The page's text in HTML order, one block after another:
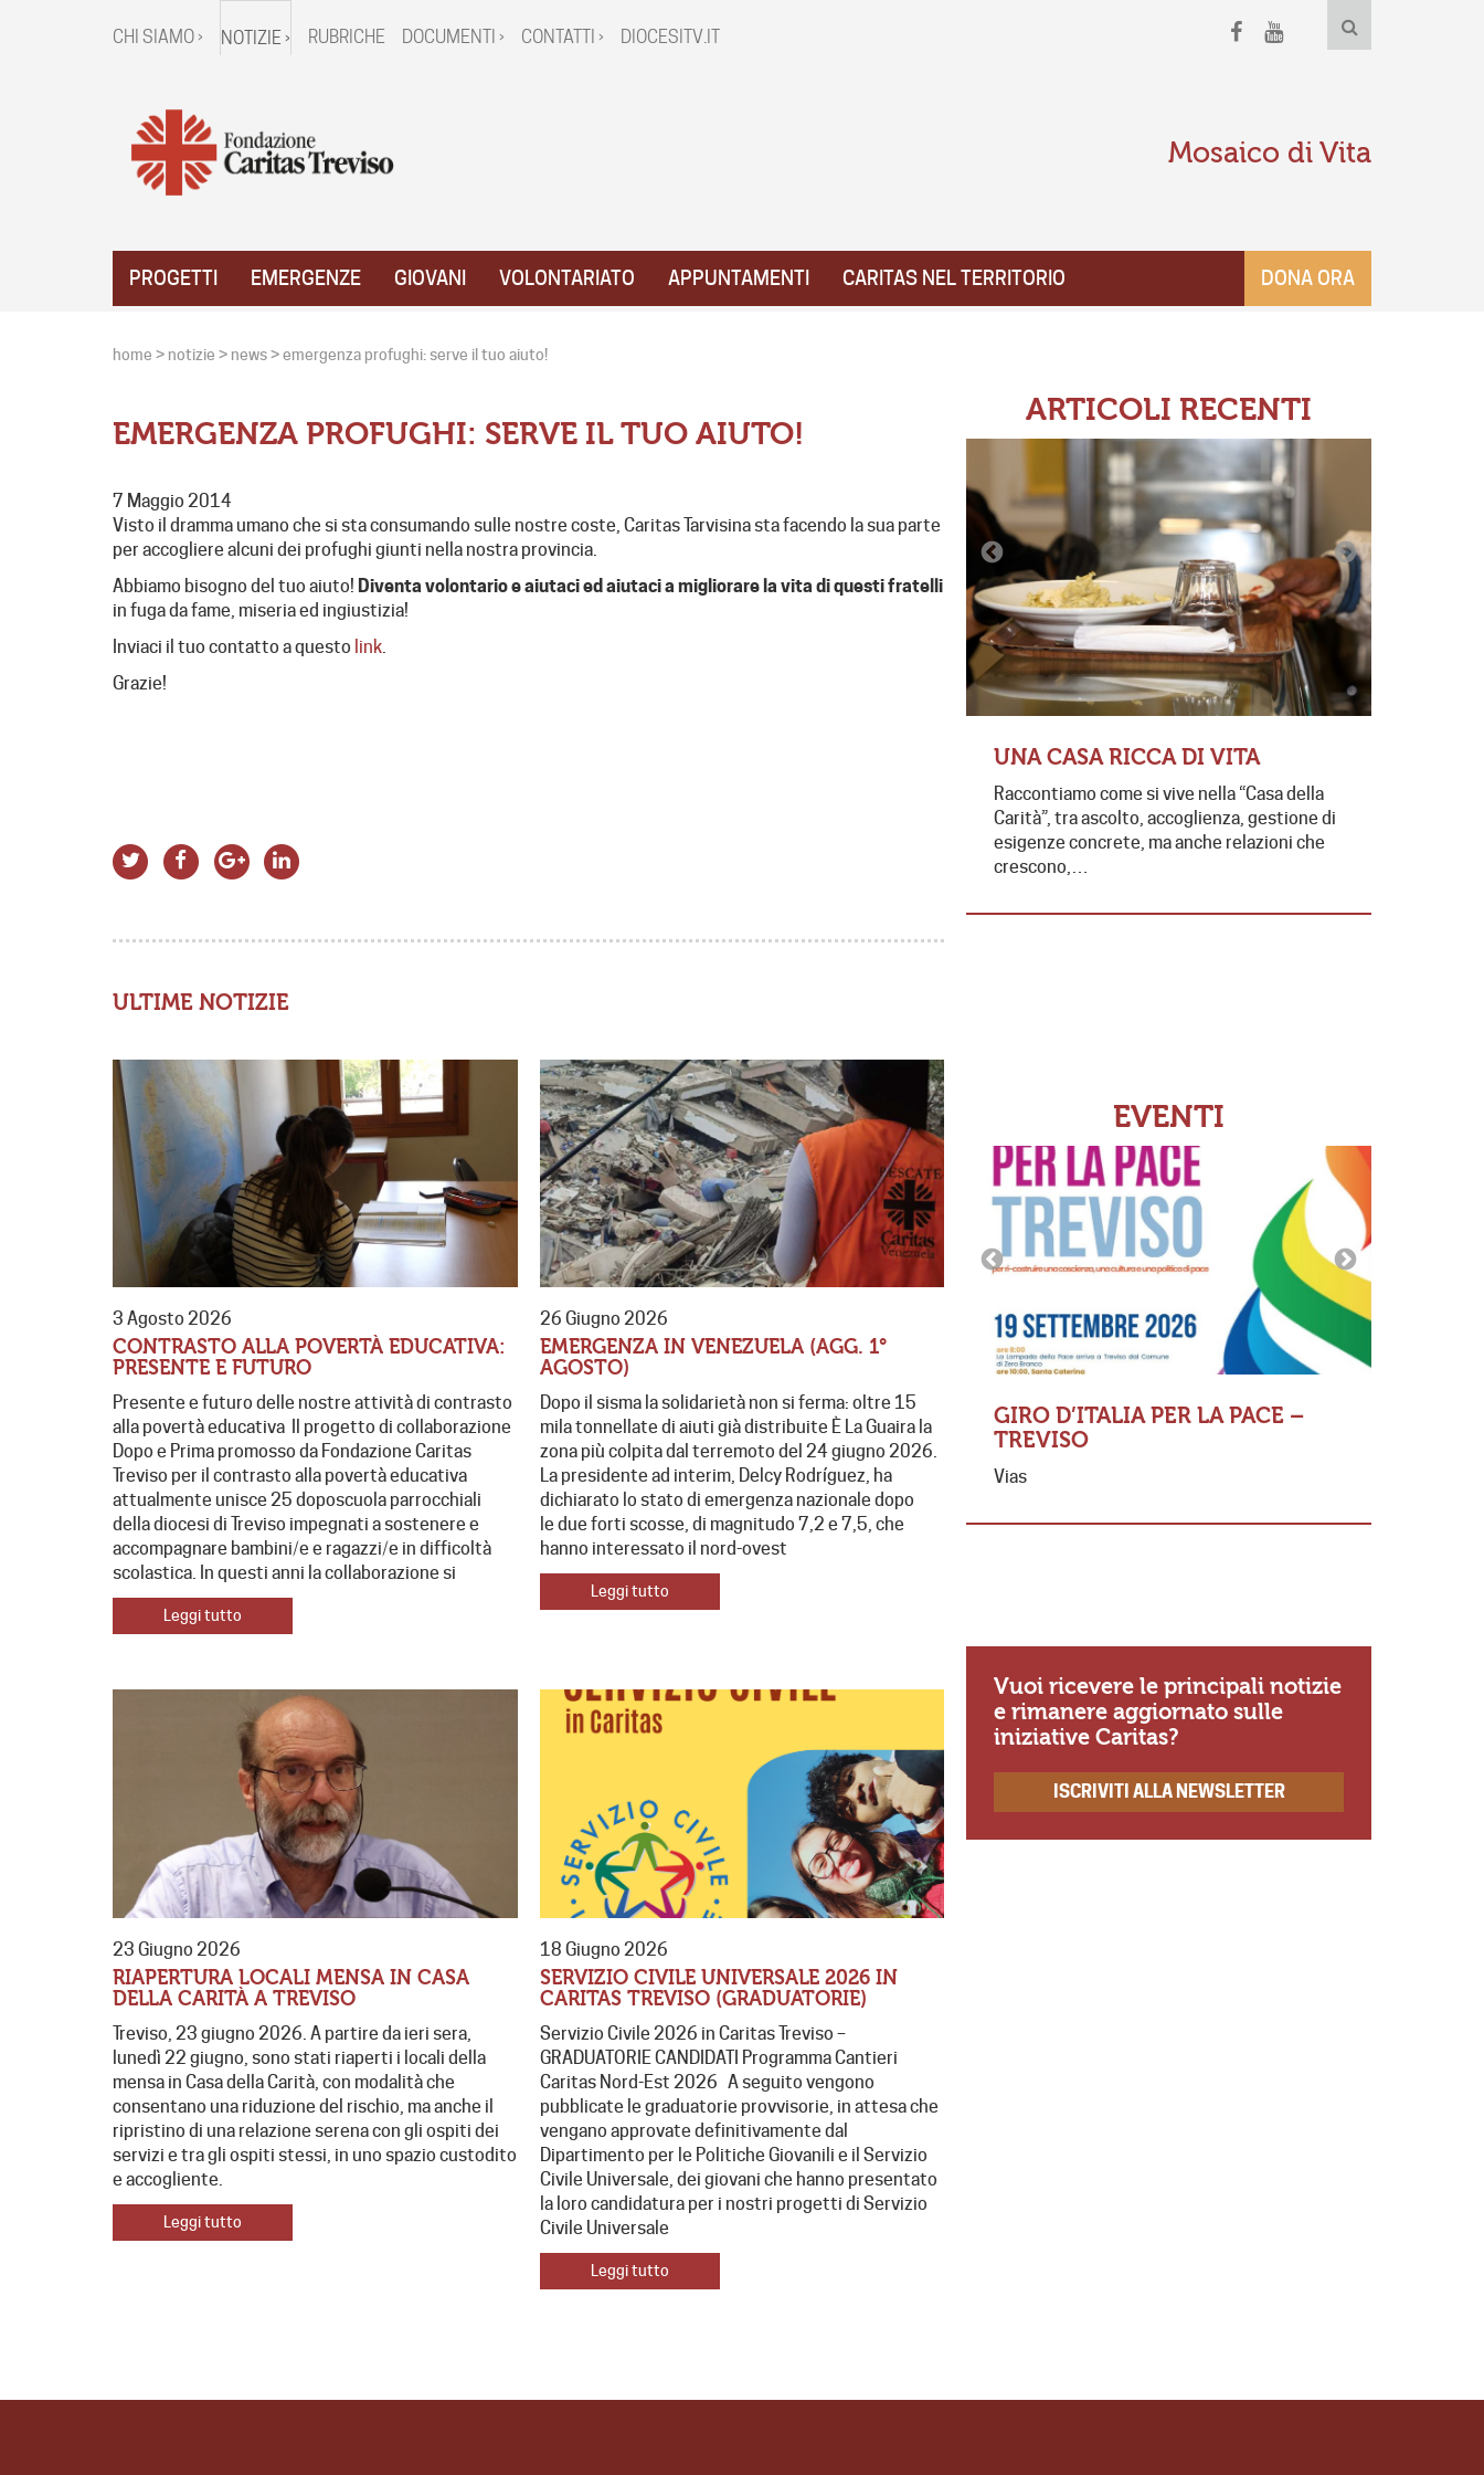
CHI SIAMO › NOTIZIE › RUBRICHE DOCUMENTI › CONTATTI › DIOCESITV.IT
Mosaico di Vita
PROGETTI EMERGENZE GIOVANI VOLONTARIATO APPUNTAMENTI CARITAS NEL TERRITORIO DONA ORA
home > notizie > news>emergenza profughi: serve il tuo aiuto!
EMERGENZA PROFUGHI: SERVE IL TUO AIUTO!
7 Maggio 2014
Visto il dramma umano che si sta consumando sulle nostre coste, Caritas Tarvisina sta facendo la sua parte
per accogliere alcuni dei profughi giunti nella nostra provincia.
Abbiamo bisogno del tuo aiuto! Diventa volontario e aiutaci ed aiutaci a migliorare la vita di questi fratelli
in fuga da fame, miseria ed ingiustizia!
Inviaci il tuo contatto a questo link.
Grazie!
ULTIME NOTIZIE
3 Agosto 2026
CONTRASTO ALLA POVERTÀ EDUCATIVA:
PRESENTE E FUTURO
Presente e futuro delle nostre attività di contrasto
alla povertà educativa Il progetto di collaborazione
Dopo e Prima promosso da Fondazione Caritas
Treviso per il contrasto alla povertà educativa
attualmente unisce 25 doposcuola parrocchiali
della diocesi di Treviso impegnati a sostenere e
accompagnare bambini/e e ragazzi/e in difficoltà
scolastica. In questi anni la collaborazione si
Leggi tutto
26 Giugno 2026
EMERGENZA IN VENEZUELA (AGG. 1°
AGOSTO)
Dopo il sisma la solidarietà non si ferma: oltre 15
mila tonnellate di aiuti già distribuite È La Guaira la
zona più colpita dal terremoto del 24 giugno 2026.
La presidente ad interim, Delcy Rodríguez, ha
dichiarato lo stato di emergenza nazionale dopo
le due forti scosse, di magnitudo 7,2 e 7,5, che
hanno interessato il nord-ovest
Leggi tutto
23 Giugno 2026
RIAPERTURA LOCALI MENSA IN CASA
DELLA CARITÀ A TREVISO
Treviso, 23 giugno 2026. A partire da ieri sera,
lunedì 22 giugno, sono stati riaperti i locali della
mensa in Casa della Carità, con modalità che
consentano una riduzione del rischio, ma anche il
ripristino di una relazione serena con gli ospiti dei
servizi e tra gli ospiti stessi, in uno spazio custodito
e accogliente.
Leggi tutto
18 Giugno 2026
SERVIZIO CIVILE UNIVERSALE 2026 IN
CARITAS TREVISO (GRADUATORIE)
Servizio Civile 2026 in Caritas Treviso –
GRADUATORIE CANDIDATI Programma Cantieri
Caritas Nord-Est 2026 A seguito vengono
pubblicate le graduatorie provvisorie, in attesa che
vengano approvate definitivamente dal
Dipartimento per le Politiche Giovanili e il Servizio
Civile Universale, dei giovani che hanno presentato
la loro candidatura per i nostri progetti di Servizio
Civile Universale
Leggi tutto
ARTICOLI RECENTI
UNA CASA RICCA DI VITA
Raccontiamo come si vive nella “Casa della
Carità”, tra ascolto, accoglienza, gestione di
esigenze concrete, ma anche relazioni che
crescono,…
EVENTI
ESPERIENZA PER GIOVANI
“DALLA TUA PARTE”
“Dalla tua parte”, evento aperto ai giovani
(18-30 anni) per vivere un’esperienza
immersiva di 3 giorni in Casa della Carità,…
GIRO D’ITALIA PER LA PACE –
TREVISO
Vias
Vuoi ricevere le principali notizie
e rimanere aggiornato sulle
iniziative Caritas?
ISCRIVITI ALLA NEWSLETTER